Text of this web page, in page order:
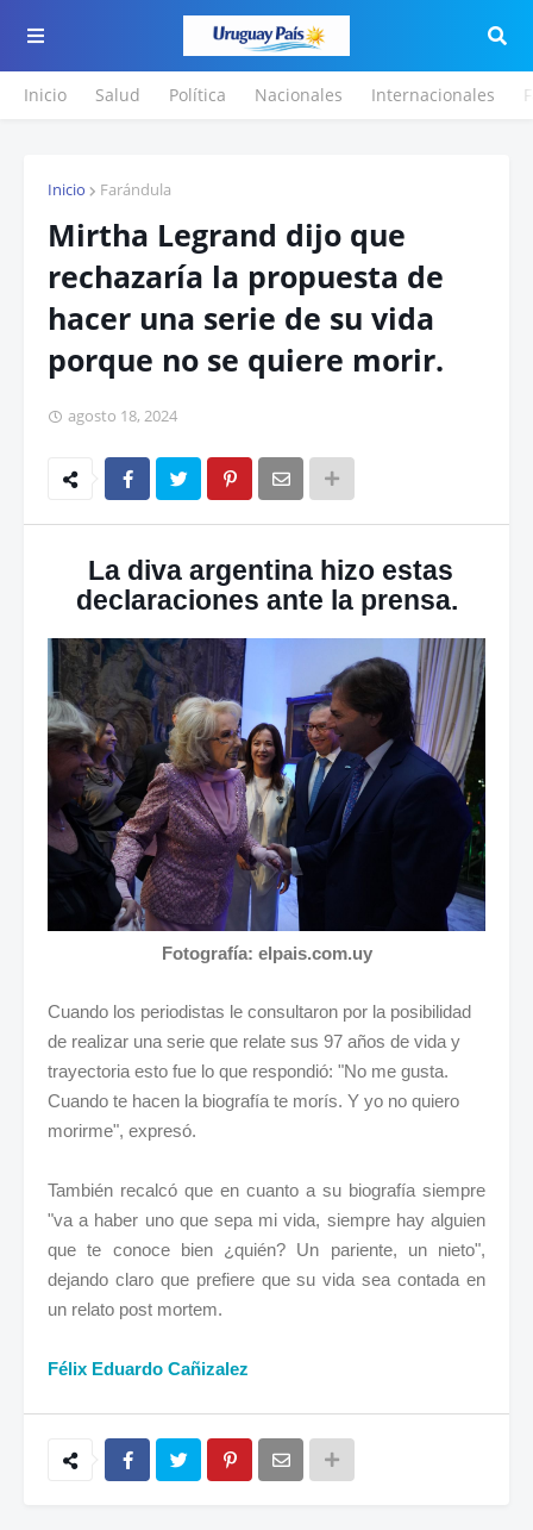
Inicio Salud Política Nacionales Internacionales
Inicio Farándula
Mirtha Legrand dijo que
rechazaría la propuesta de
hacer una serie de su vida
porque no se quiere morir.
agosto 18, 2024
La diva argentina hizo estas
declaraciones ante la prensa.
Fotografía: elpais.com.uy
Cuando los periodistas le consultaron por la posibilidad
de realizar una serie que relate sus 97 años de vida y
trayectoria esto fue lo que respondió: "No me gusta.
Cuando te hacen la biografía te morís. Y yo no quiero
morirme", expresó.
También recalcó que en cuanto a su biografía siempre
"va a haber uno que sepa mi vida, siempre hay alguien
que te conoce bien ¿quién? Un pariente, un nieto",
dejando claro que prefiere que su vida sea contada en
un relato post mortem.
Félix Eduardo Cañizalez